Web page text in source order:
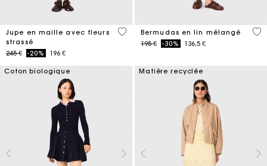
Jupe en maille avec fleurs
strassé
Price reduced from
245 €to-20% 196 €
4,2 out of 5 Customer Rating
Bermudas en lin mélangé
Price reduced from
195 €to-30% 136,5 €
5
Coton biologique Matière recyclée